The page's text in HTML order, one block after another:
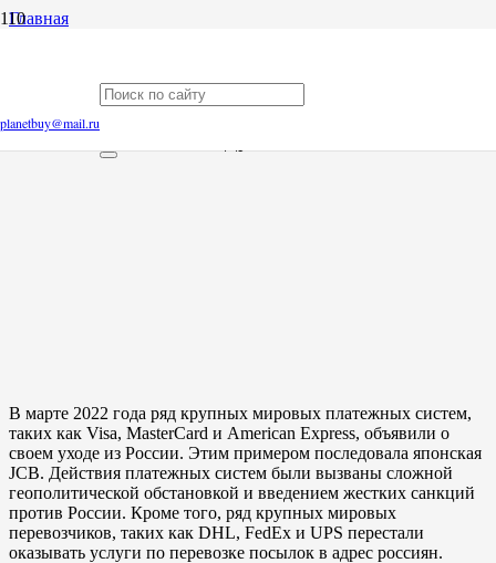
planetbuy@mail.ru
Главная
Покупка в иностранных интернет
магазинах в 2026 году
В марте 2022 года ряд крупных мировых платежных систем,
таких как Visa, MasterCard и American Express, объявили о
своем уходе из России. Этим примером последовала японская
JCB. Действия платежных систем были вызваны сложной
геополитической обстановкой и введением жестких санкций
против России. Кроме того, ряд крупных мировых
перевозчиков, таких как DHL, FedEx и UPS перестали
оказывать услуги по перевозке посылок в адрес россиян.